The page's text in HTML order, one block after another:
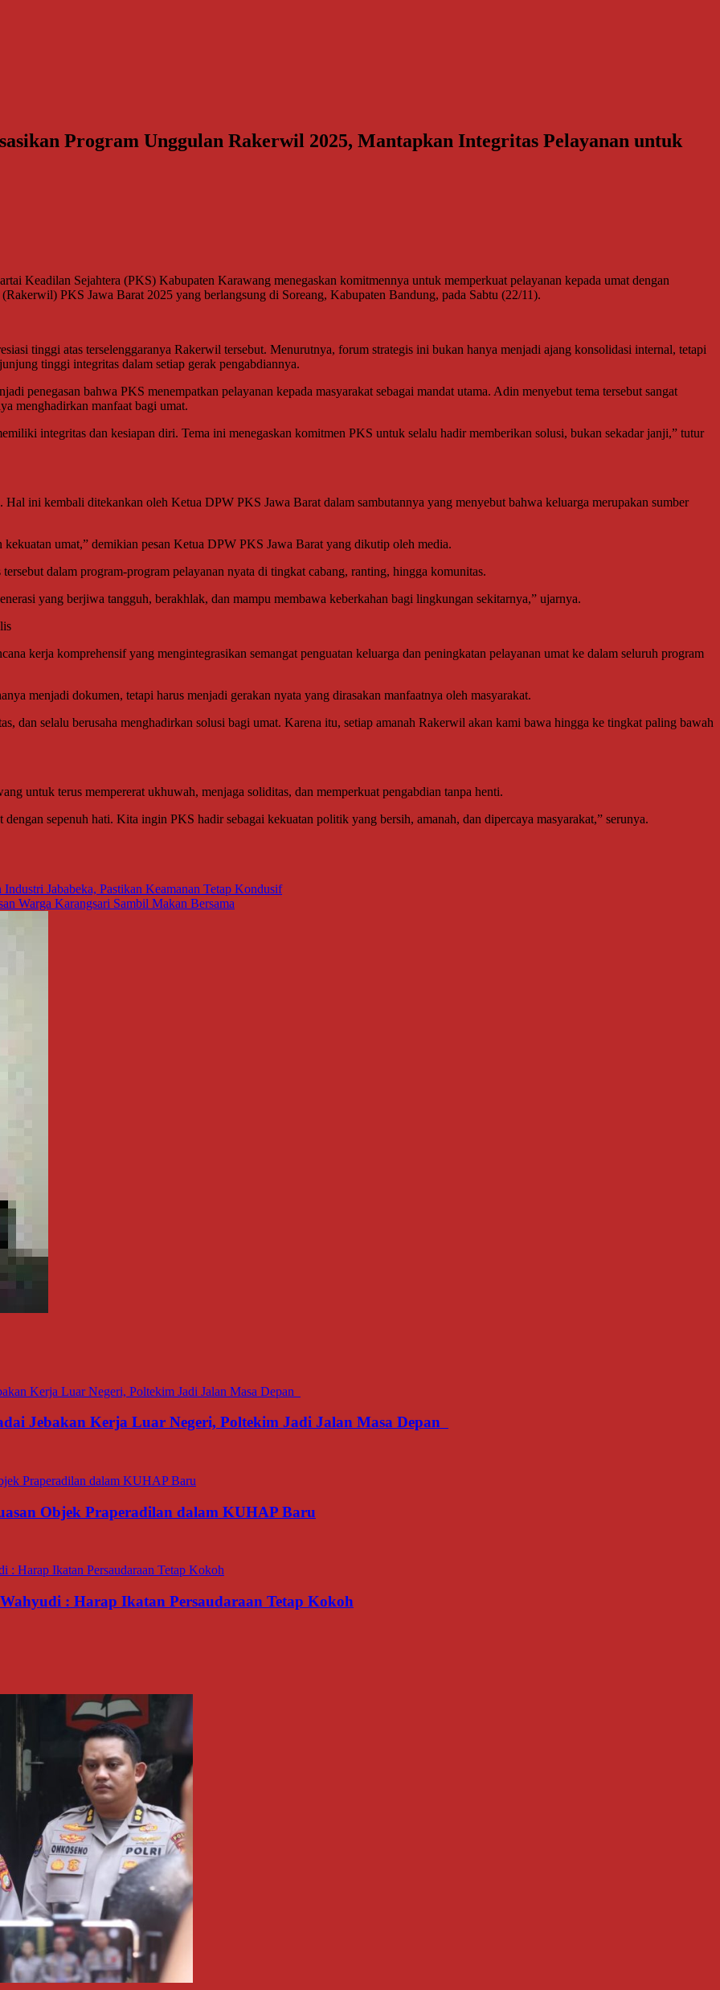
Program Unggulan Rakerwil 2025, Mantapkan Integritas Pelayanan untuk
Keadilan Sejahtera (PKS) Kabupaten Karawang menegaskan komitmennya untuk memperkuat pelayanan kepada umat dengan
PKS Jawa Barat 2025 yang berlangsung di Soreang, Kabupaten Bandung, pada Sabtu (22/11).
tinggi atas terselenggaranya Rakerwil tersebut. Menurutnya, forum strategis ini bukan hanya menjadi ajang konsolidasi internal, tetapi
tinggi integritas dalam setiap gerak pengabdiannya.
penegasan bahwa PKS menempatkan pelayanan kepada masyarakat sebagai mandat utama. Adin menyebut tema tersebut sangat
menghadirkan manfaat bagi umat.
integritas dan kesiapan diri. Tema ini menegaskan komitmen PKS untuk selalu hadir memberikan solusi, bukan sekadar janji,” tutur
ini kembali ditekankan oleh Ketua DPW PKS Jawa Barat dalam sambutannya yang menyebut bahwa keluarga merupakan sumber
umat,” demikian pesan Ketua DPW PKS Jawa Barat yang dikutip oleh media.
dalam program-program pelayanan nyata di tingkat cabang, ranting, hingga komunitas.
yang berjiwa tangguh, berakhlak, dan mampu membawa keberkahan bagi lingkungan sekitarnya,” ujarnya.
kerja komprehensif yang mengintegrasikan semangat penguatan keluarga dan peningkatan pelayanan umat ke dalam seluruh program
menjadi dokumen, tetapi harus menjadi gerakan nyata yang dirasakan manfaatnya oleh masyarakat.
dan selalu berusaha menghadirkan solusi bagi umat. Karena itu, setiap amanah Rakerwil akan kami bawa hingga ke tingkat paling bawah
untuk terus mempererat ukhuwah, menjaga soliditas, dan memperkuat pengabdian tanpa henti.
sepenuh hati. Kita ingin PKS hadir sebagai kekuatan politik yang bersih, amanah, dan dipercaya masyarakat,” serunya.
Jababeka, Pastikan Keamanan Tetap Kondusif
Warga Karangsari Sambil Makan Bersama
Jebakan Kerja Luar Negeri, Poltekim Jadi Jalan Masa Depan
Objek Praperadilan dalam KUHAP Baru
: Harap Ikatan Persaudaraan Tetap Kokoh